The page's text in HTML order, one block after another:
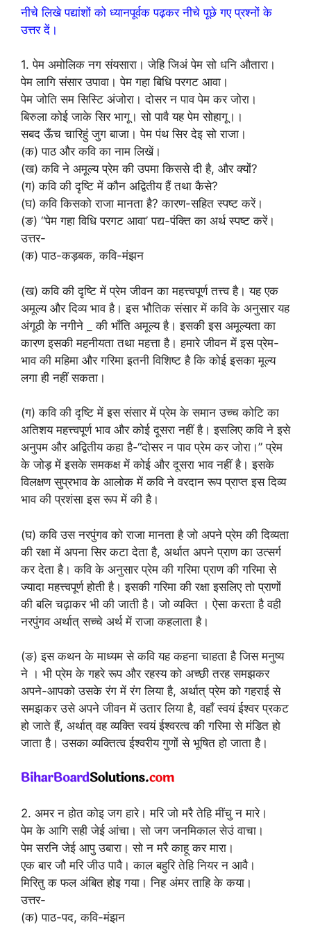
नीचे लिखे पद्यांशों को ध्यानपूर्वक पढ़कर नीचे पूछे गए प्रश्नों के
उत्तर दें।
1. पेम अमोलिक नग संयसारा। जेहि जिअं पेम सो धनि औतारा।
पेम लागि संसार उपावा। पेम गहा बिधि परगट आवा।
पेम जोति सम सिस्टि अंजोरा। दोसर न पाव पेम कर जोरा।
बिरुला कोई जाके सिर भागू। सो पावै यह पेम सोहागू।।
सबद ऊँच चारिहुं जुग बाजा। पेम पंथ सिर देइ सो राजा।
(क) पाठ और कवि का नाम लिखें।
(ख) कवि ने अमूल्य प्रेम की उपमा किससे दी है, और क्यों?
(ग) कवि की दृष्टि में कौन अद्वितीय हैं तथा कैसे?
(घ) कवि किसको राजा मानता है? कारण-सहित स्पष्ट करें।
(ङ) “पेम गहा विधि परगट आवा’ पद्य-पंक्ति का अर्थ स्पष्ट करें।
उत्तर-
(क) पाठ-कड़बक, कवि-मंझन
(ख) कवि की दृष्टि में प्रेम जीवन का महत्त्वपूर्ण तत्त्व है। यह एक
अमूल्य और दिव्य भाव है। इस भौतिक संसार में कवि के अनुसार यह
अंगूठी के नगीने _ की भाँति अमूल्य है। इसकी इस अमूल्यता का
कारण इसकी महनीयता तथा महत्ता है। हमारे जीवन में इस प्रेम-
भाव की महिमा और गरिमा इतनी विशिष्ट है कि कोई इसका मूल्य
लगा ही नहीं सकता।
(ग) कवि की दृष्टि में इस संसार में प्रेम के समान उच्च कोटि का
अतिशय महत्त्वपूर्ण भाव और कोई दूसरा नहीं है। इसलिए कवि ने इसे
अनुपम और अद्वितीय कहा है-“दोसर न पाव प्रेम कर जोरा।” प्रेम
के जोड़ में इसके समकक्ष में कोई और दूसरा भाव नहीं है। इसके
विलक्षण सुप्रभाव के आलोक में कवि ने वरदान रूप प्राप्त इस दिव्य
भाव की प्रशंसा इस रूप में की है।
(घ) कवि उस नरपुंगव को राजा मानता है जो अपने प्रेम की दिव्यता
की रक्षा में अपना सिर कटा देता है, अर्थात अपने प्राण का उत्सर्ग
कर देता है। कवि के अनुसार प्रेम की गरिमा प्राण की गरिमा से
ज्यादा महत्त्वपूर्ण होती है। इसकी गरिमा की रक्षा इसलिए तो प्राणों
की बलि चढ़ाकर भी की जाती है। जो व्यक्ति । ऐसा करता है वही
नरपुंगव अर्थात् सच्चे अर्थ में राजा कहलाता है।
(ङ) इस कथन के माध्यम से कवि यह कहना चाहता है जिस मनुष्य
ने । भी प्रेम के गहरे रूप और रहस्य को अच्छी तरह समझकर
अपने-आपको उसके रंग में रंग लिया है, अर्थात् प्रेम को गहराई से
समझकर उसे अपने जीवन में उतार लिया है, वहाँ स्वयं ईश्वर प्रकट
हो जाते हैं, अर्थात् वह व्यक्ति स्वयं ईश्वरत्व की गरिमा से मंडित हो
जाता है। उसका व्यक्तित्व ईश्वरीय गुणों से भूषित हो जाता है।
2. अमर न होत कोइ जग हारे। मरि जो मरै तेहि मींचु न मारे।
पेम के आगि सही जेई आंचा। सो जग जनमिकाल सेउं वाचा।
पेम सरनि जेई आपु उबारा। सो न मरै काहू कर मारा।
एक बार जौ मरि जीउ पावै। काल बहुरि तेहि नियर न आवै।
मिरितु क फल अंबित होइ गया। निह अंमर ताहि के कया।
उत्तर-
(क) पाठ-पद, कवि-मंझन